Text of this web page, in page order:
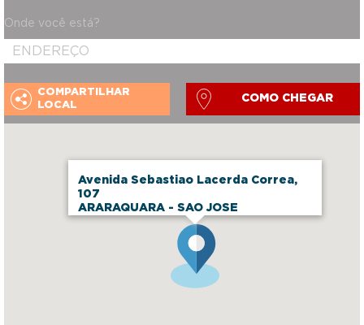
Avenida Sebastiao Lacerda Correa,
107
ARARAQUARA - SAO JOSE
Onde você está?
COMPARTILHAR
LOCAL
COMO CHEGAR